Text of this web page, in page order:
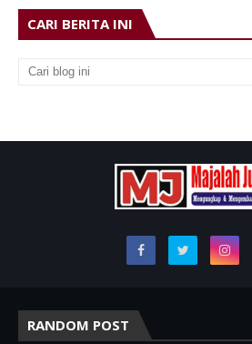
CARI BERITA INI
RANDOM POST